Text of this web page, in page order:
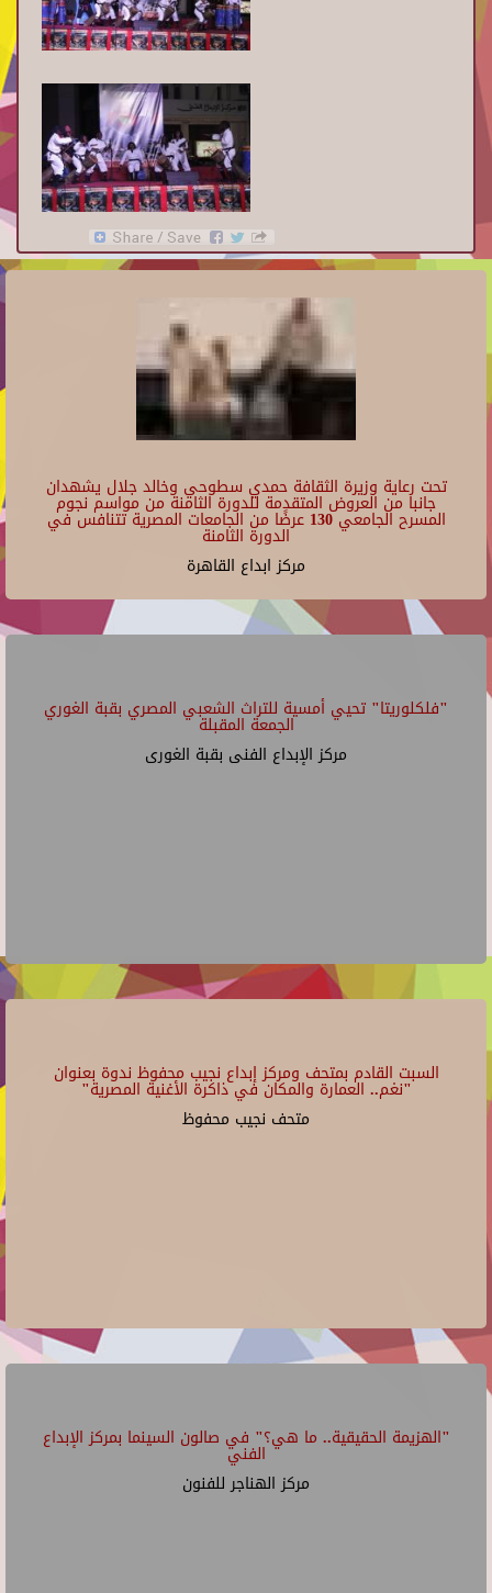
تحت رعاية وزيرة الثقافة حمدي سطوحي وخالد جلال يشهدان
جانبا من العروض المتقدمة للدورة الثامنة من مواسم نجوم
المسرح الجامعي 130 عرضًا من الجامعات المصرية تتنافس في
الدورة الثامنة
مركز ابداع القاهرة
"فلكلوريتا" تحيي أمسية للتراث الشعبي المصري بقبة الغوري
الجمعة المقبلة
مركز الإبداع الفنى بقبة الغورى
السبت القادم بمتحف ومركز إبداع نجيب محفوظ ندوة بعنوان
"نغم.. العمارة والمكان في ذاكرة الأغنية المصرية"
متحف نجيب محفوظ
"الهزيمة الحقيقية.. ما هي؟" في صالون السينما بمركز الإبداع
الفني
مركز الهناجر للفنون